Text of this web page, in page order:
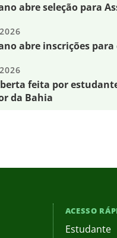
abre seleção para
abre inscrições
feita por
da Bahia
ACESSO
Estudante